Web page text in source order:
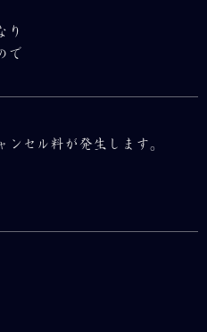
り
で
ンセル料が発生します。